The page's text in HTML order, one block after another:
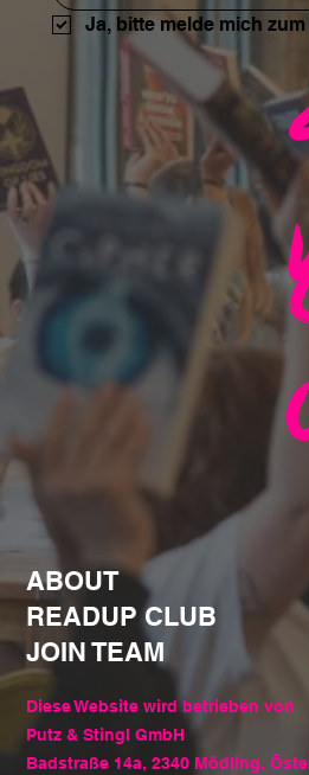
Ja, bitte melde mich
ABOUT
READUP CLUB
JOIN TEAM
Diese Website wird betrieben von
Putz & Stingl GmbH
Badstraße 14a, 2340 Mödling,